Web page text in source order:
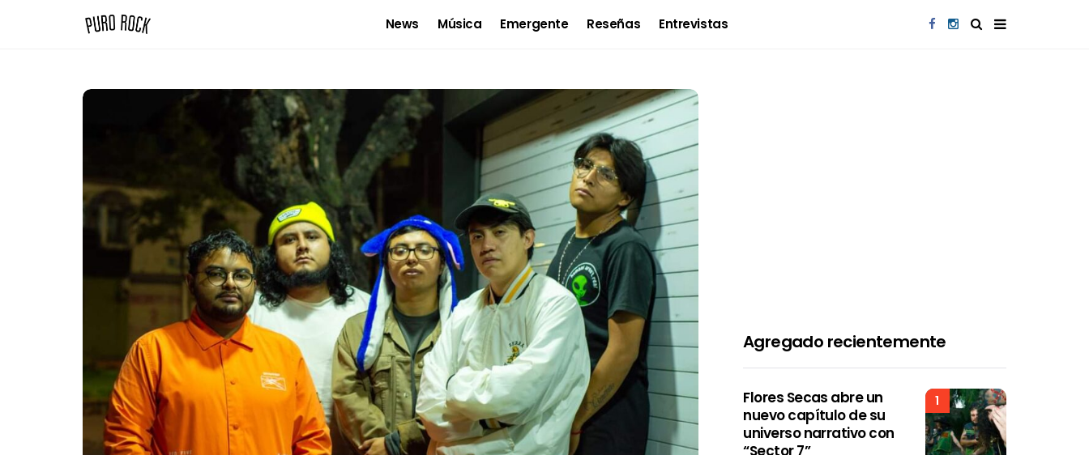
News Música Emergente Reseñas Entrevistas
Agregado recientemente
1
Flores Secas abre un
nuevo capítulo de su
universo narrativo con
“Sector 7”